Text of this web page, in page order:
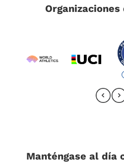
Manténgase al día